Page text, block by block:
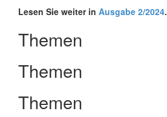
Lesen Sie weiter in Ausgabe 2/2024.
Themen
Themen
Themen